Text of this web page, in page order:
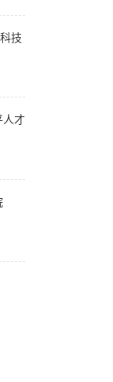
技
人才